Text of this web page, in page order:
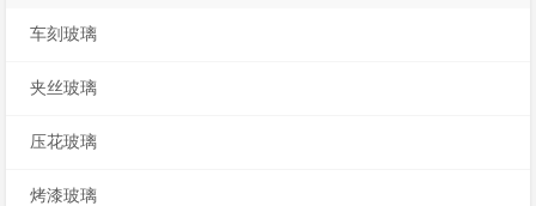
车刻玻璃
夹丝玻璃
压花玻璃
烤漆玻璃